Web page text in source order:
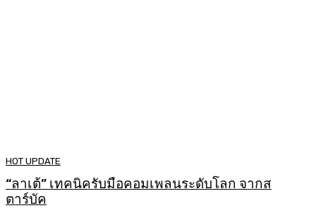
HOT UPDATE
“ลาเต้” เทคนิครับมือคอมเพลนระดับโลก จากส
ตาร์บัค